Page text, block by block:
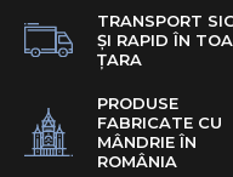
TRANSPORT
ȘI RAPID ÎN
ȚARA
PRODUSE
FABRICATE CU
MÂNDRIE ÎN
ROMÂNIA